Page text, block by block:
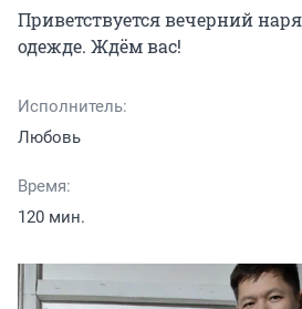
Приветствуется вечерний
одежде. Ждём вас!
Исполнитель:
Любовь
Время:
120 мин.